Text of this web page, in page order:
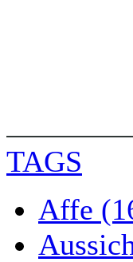
TAGS
Affe